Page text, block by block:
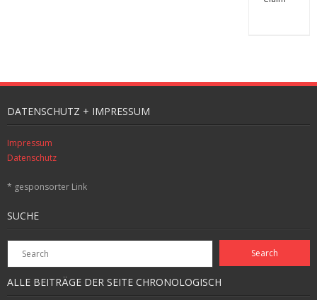
DATENSCHUTZ + IMPRESSUM
Impressum
Datenschutz
* gesponsorter Link
SUCHE
ALLE BEITRÄGE DER SEITE CHRONOLOGISCH